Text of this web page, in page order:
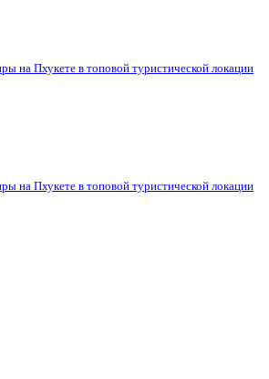
на Пхукете в топовой туристической локации
на Пхукете в топовой туристической локации